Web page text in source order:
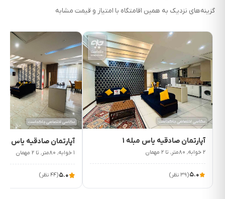
گزینه‌های نزدیک به همین اقامتگاه با امتیاز و قیمت مشابه
۴٬۱۵۰٬۰۰۰ت/شب
آپارتمان صادقیه یاس مبله 1
۲ خوابه٬ ۸۰متر٬ تا ۲ مهمان
۵.۰(۳۹ نظر)
۴٬۱۵۰٬۰۰۰ت/شب
آپارتمان صادقیه یاس
۱ خوابه٬ ۸۰متر٬ تا ۲ مهمان
۵.۰(۴۴ نظر)